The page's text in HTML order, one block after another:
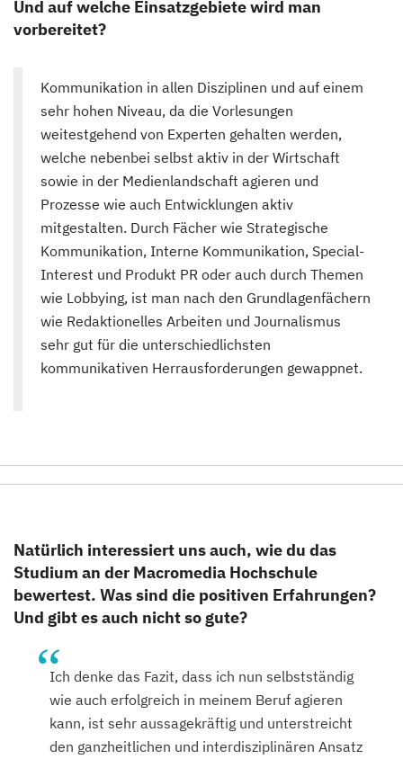
Und auf welche Einsatzgebiete wird man
vorbereitet?
Kommunikation in allen Disziplinen und auf einem
sehr hohen Niveau, da die Vorlesungen
weitestgehend von Experten gehalten werden,
welche nebenbei selbst aktiv in der Wirtschaft
sowie in der Medienlandschaft agieren und
Prozesse wie auch Entwicklungen aktiv
mitgestalten. Durch Fächer wie Strategische
Kommunikation, Interne Kommunikation, Special-
Interest und Produkt PR oder auch durch Themen
wie Lobbying, ist man nach den Grundlagenfächern
wie Redaktionelles Arbeiten und Journalismus
sehr gut für die unterschiedlichsten
kommunikativen Herrausforderungen gewappnet.
Natürlich interessiert uns auch, wie du das
Studium an der Macromedia Hochschule
bewertest. Was sind die positiven Erfahrungen?
Und gibt es auch nicht so gute?
Ich denke das Fazit, dass ich nun selbstständig
wie auch erfolgreich in meinem Beruf agieren
kann, ist sehr aussagekräftig und unterstreicht
den ganzheitlichen und interdisziplinären Ansatz